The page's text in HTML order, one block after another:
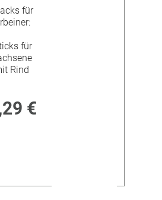
für
für
Rind
€